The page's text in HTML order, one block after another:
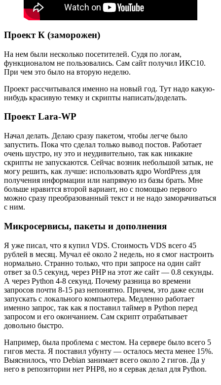
Проект К (заморожен)
На нем были несколько посетителей. Судя по логам,
функционалом не пользовались. Сам сайт получил ИКС10.
При чем это было на вторую неделю.
Проект рассчитывался именно на новый год. Тут надо какую-
нибудь красивую темку и скрипты написать/доделать.
Проект Lara-WP
Начал делать. Делаю сразу пакетом, чтобы легче было
запустить. Пока что сделал только вывод постов. Работает
очень шустро, ну это и неудивительно, так как никакие
скрипты не запускаются. Сейчас возник небольшой затык, не
могу решить, как лучше: использовать ядро WordPress для
получения информации или напрямую из базы брать. Мне
больше нравится второй вариант, но с помощью первого
можно сразу преобразованный текст и не надо заморачиваться
с ним.
Микросервисы, пакеты и дополнения
Я уже писал, что я купил VDS. Стоимость VDS всего 45
рублей в месяц. Мучал её около 2 недель, но я смог настроить
нормально. Странно только, что при запросе на один сайт
ответ за 0.5 секунд, через PHP на этот же сайт — 0.8 секунды.
А через Python 4-8 секунд. Почему разница во времени
запросов почти 8-15 раз непонятно. Причем, это даже если
запускать с локального компьютера. Медленно работает
именно запрос, так как я поставил таймер в Python перед
запросом и его окончанием. Сам скрипт отрабатывает
довольно быстро.
Например, была проблема с местом. На сервере было всего 5
гигов места. Я поставил убунту — осталось места менее 15%.
Выяснилось, что Debian занимает всего около 2 гигов. Да у
него в репозитории нет PHP8, но я сервак делал для Python.